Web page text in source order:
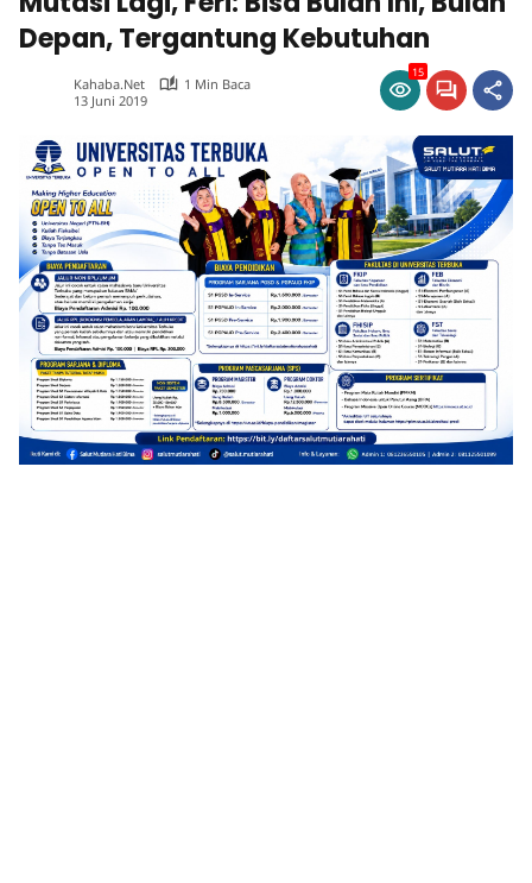
Depan, Tergantung Kebutuhan
Kahaba.net
1 Min Baca
13 Juni 2019
15